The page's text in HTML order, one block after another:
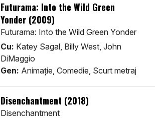
Futurama: Into the Wild Green
Yonder (2009)
Futurama: Into the Wild Green Yonder
Cu: Katey Sagal, Billy West, John
DiMaggio
Gen: Animaţie, Comedie, Scurt metraj
Disenchantment (2018)
Disenchantment